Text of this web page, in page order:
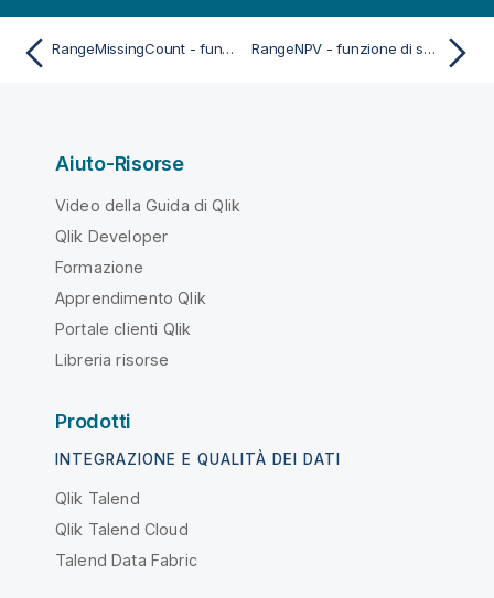
RangeMissingCount - funzione dello script e del grafico RangeNPV - funzione di script
Aiuto-Risorse
Video della Guida di Qlik
Qlik Developer
Formazione
Apprendimento Qlik
Portale clienti Qlik
Libreria risorse
Prodotti
INTEGRAZIONE E QUALITÀ DEI DATI
Qlik Talend
Qlik Talend Cloud
Talend Data Fabric